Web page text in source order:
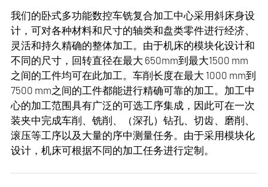
我们的卧式多功能数控车铣复合加工中心采用斜床身设
计，可对各种材料和尺寸的轴类和盘类零件进行经济、
灵活和持久精确的整体加工。由于机床的模块化设计和
不同的尺寸，回转直径在最大 650mm到最大1500 mm
之间的工件均可在此加工。车削长度在最大 1000 mm到
7500 mm之间的工件都能进行精确可靠的加工。加工中
心的加工范围具有广泛的可选工序集成，因此可在一次
装夹中完成车削、铣削、（深孔）钻孔、切齿、磨削、
滚压等工序以及大量的序中测量任务。由于采用模块化
设计，机床可根据不同的加工任务进行定制。